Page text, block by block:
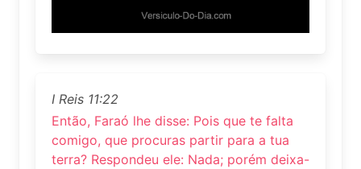
I Reis 11:22
Então, Faraó lhe disse: Pois que te falta
comigo, que procuras partir para a tua
terra? Respondeu ele: Nada; porém deixa-